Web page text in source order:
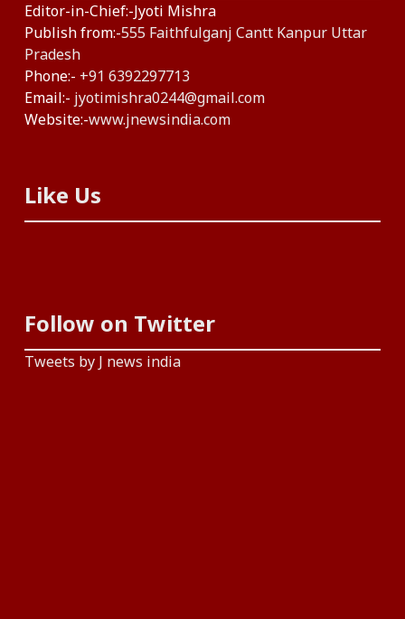
Editor-in-Chief:-Jyoti Mishra
Publish from:-555 Faithfulganj Cantt Kanpur Uttar
Pradesh
Phone:- +91 6392297713
Email:- jyotimishra0244@gmail.com
Website:-www.jnewsindia.com
Like Us
Follow on Twitter
Tweets by J news india